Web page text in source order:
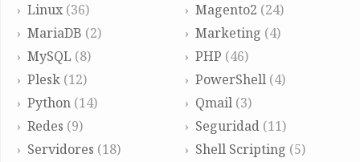
Linux (36) Magento2 (24)
MariaDB (2) Marketing (4)
MySQL (8) PHP (46)
Plesk (12) PowerShell(4)
Python (14) Qmail(3)
Redes (9) Seguridad(11)
Servidores (18) Shell Scripting (5)